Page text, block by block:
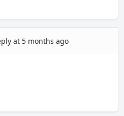
at 5 months ago